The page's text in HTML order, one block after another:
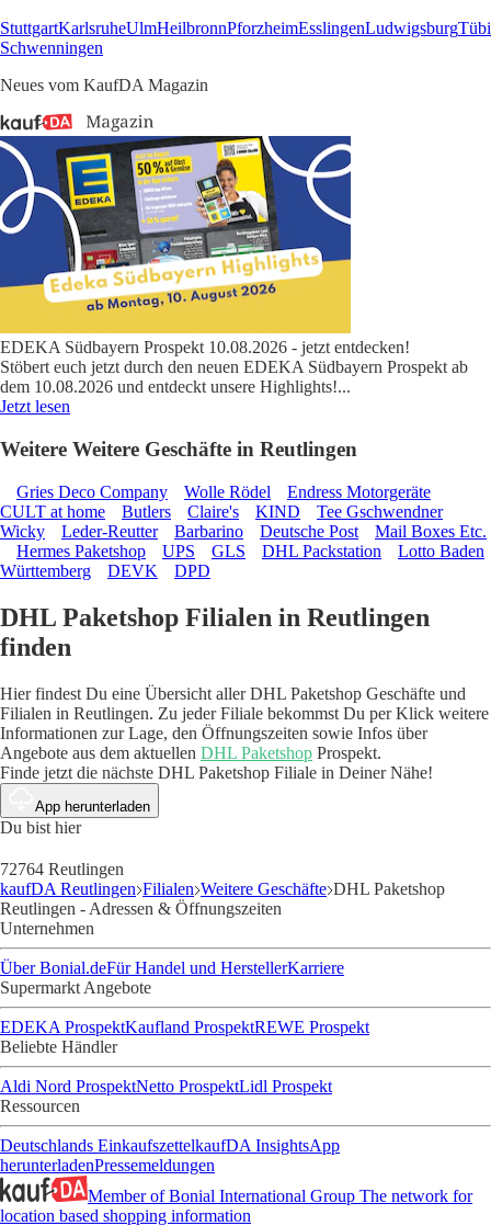
StuttgartKarlsruheUlmHeilbronnPforzheimEsslingenLudwigsburg
Schwenningen
Neues vom KaufDA Magazin
EDEKA Südbayern Prospekt 10.08.2026 - jetzt entdecken!
Stöbert euch jetzt durch den neuen EDEKA Südbayern Prospekt ab
dem 10.08.2026 und entdeckt unsere Highlights!...
Jetzt lesen
Weitere Weitere Geschäfte in Reutlingen
Gries Deco Company Wolle Rödel
Endress Motorgeräte
CULT at home
Butlers Claire's KIND
Tee Gschwendner
Wicky
Leder-Reutter Barbarino Deutsche Post
Mail Boxes Etc.
Hermes Paketshop
UPS GLS DHL Packstation
Lotto Baden
Württemberg
DEVK DPD
DHL Paketshop Filialen in Reutlingen
finden
Hier findest Du eine Übersicht aller DHL Paketshop Geschäfte und
Filialen in Reutlingen. Zu jeder Filiale bekommst Du per Klick weitere
Informationen zur Lage, den Öffnungszeiten sowie Infos über
Angebote aus dem aktuellen DHL Paketshop Prospekt.
Finde jetzt die nächste DHL Paketshop Filiale in Deiner Nähe!
App herunterladen
Du bist hier
72764 Reutlingen
kaufDA Reutlingen Filialen Weitere Geschäfte DHL Paketshop
Reutlingen - Adressen & Öffnungszeiten
Unternehmen
Über Bonial.deFür Handel und HerstellerKarriere
Supermarkt Angebote
EDEKA ProspektKaufland ProspektREWE Prospekt
Beliebte Händler
Aldi Nord ProspektNetto ProspektLidl Prospekt
Ressourcen
Deutschlands EinkaufszettelkaufDA InsightsApp
herunterladenPressemeldungen
Member of Bonial International Group The network for
location based shopping information